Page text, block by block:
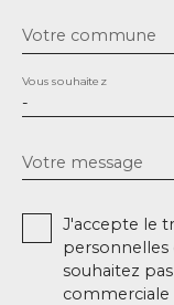
Votre commune
-
Vous souhaitez
Votre message
J'accepte le
personnelles
souhaitez
commerciale